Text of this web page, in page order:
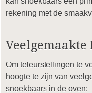
rekening met de
Om teleurstellingen te
hoogte te zijn van
snoekbaars in de oven: